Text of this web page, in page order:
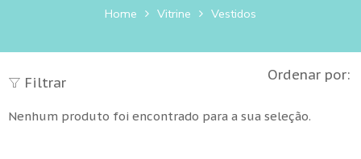
Home Vitrine Vestidos
Filtrar Ordenar por:
Nenhum produto foi encontrado para a sua seleção.